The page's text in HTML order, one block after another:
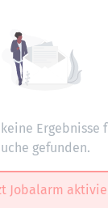
Ergebnisse
gefunden.
Jobalarm